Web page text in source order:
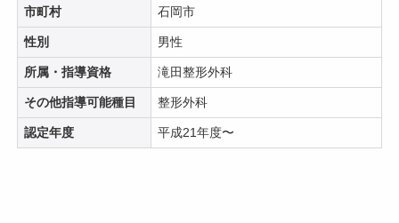
市町村 石岡市
性別 男性
所属・指導資格 滝田整形外科
その他指導可能種目 整形外科
認定年度 平成21年度〜